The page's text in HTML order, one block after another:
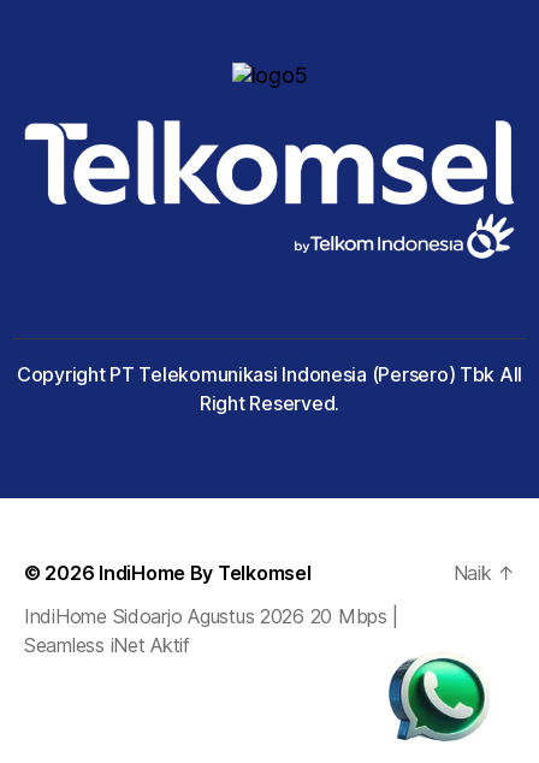
Copyright PT Telekomunikasi Indonesia (Persero) Tbk All
Right Reserved.
© 2026 IndiHome By Telkomsel
IndiHome Sidoarjo Agustus 2026 20 Mbps |
Seamless iNet Aktif
Naik ↑